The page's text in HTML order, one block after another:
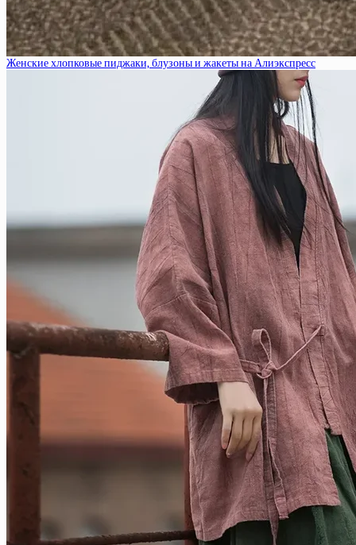
Женские хлопковые пиджаки, блузоны и жакеты на Алиэкспресс